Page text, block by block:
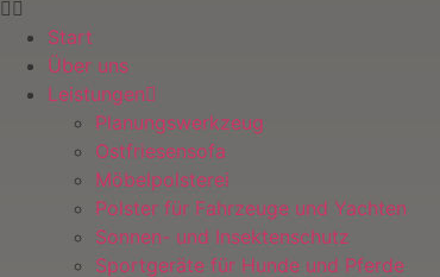
Start
Über uns
Leistungen
Planungswerkzeug
Ostfriesensofa
Möbelpolsterei
Polster für Fahrzeuge und Yachten
Sonnen- und Insektenschutz
Sportgeräte für Hunde und Pferde